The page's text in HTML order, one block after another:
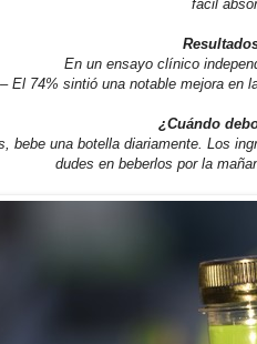
fácil
En un ensayo clínico
– El 74% sintió una notable mejora en
¿Cuándo
bebe una botella diariamente. Los
dudes en beberlos por la